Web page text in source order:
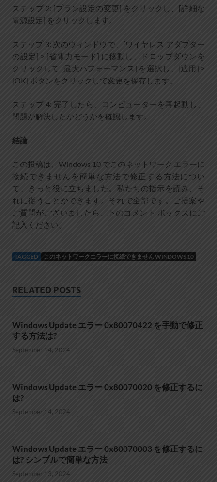
ステップ 2: [プラン設定の変更] をクリックし、[詳細な
電源設定] をクリックします。
ステップ 3: 次のウィンドウで、[ワイヤレス アダプター
の設定] > [省電力モード] に移動し、ドロップダウンを
クリックして [最大パフォーマンス] を選択し、[適用] >
[OK] ボタンをクリックして変更を保存します。
ステップ 4: 完了したら、コンピューターを再起動し、
問題が解決したかどうかを確認します。
結論
この投稿は、Windows 10 でこのネットワーク エラーに
接続できませんを簡単な方法で修正する方法につい
て、きっと役に立ちました。私たちの指示を読み、そ
れに従うことができます。それで全部です。ご提案や
ご質問がございましたら、下のコメント ボックスにご
記入ください。
TAGGED このネットワークエラーに接続できません WINDOWS 10
RELATED POSTS
Windows Update エラー 0x80070422 を手動で修正
する方法は?
September 14, 2024
Windows Update エラー 0x80070020 を修正するに
は?
September 14, 2024
Windows Update エラー 0x80070003 を修正するに
は? シンプルで簡単な方法
September 13, 2024